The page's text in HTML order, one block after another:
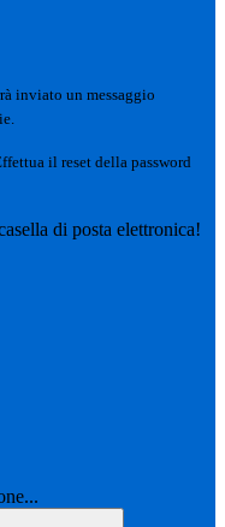
inviato un messaggio
il reset della password
di posta elettronica!